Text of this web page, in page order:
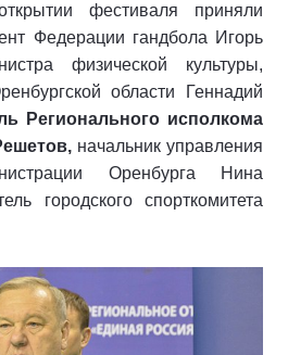
фестиваля приняли
Федерации гандбола Игорь
физической культуры,
области Геннадий
Регионального исполкома
начальник управления
Оренбурга Нина
городского спорткомитета